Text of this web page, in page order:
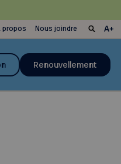
propos Nous joindre
Renouvellement